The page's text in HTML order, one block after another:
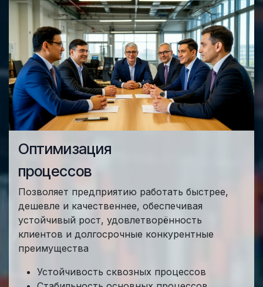
Оптимизация
процессов
Позволяет предприятию работать быстрее,
дешевле и качественнее, обеспечивая
устойчивый рост, удовлетворённость
клиентов и долгосрочные конкурентные
преимущества
Устойчивость сквозных процессов